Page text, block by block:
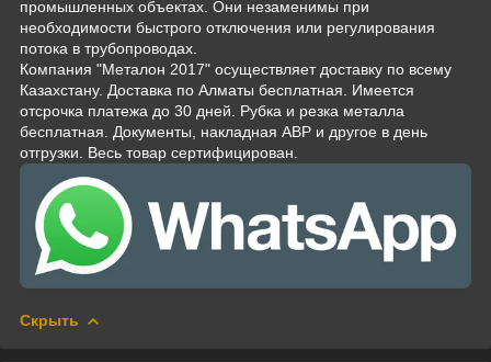
промышленных объектах. Они незаменимы при
необходимости быстрого отключения или регулирования
потока в трубопроводах.
Компания "Металон 2017" осуществляет доставку по всему
Казахстану. Доставка по Алматы бесплатная. Имеется
отсрочка платежа до 30 дней. Рубка и резка металла
бесплатная. Документы, накладная АВР и другое в день
отгрузки. Весь товар сертифицирован.
Скрыть